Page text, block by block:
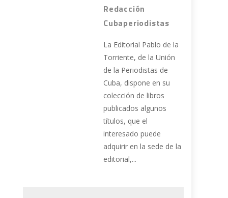
Redacción
Cubaperiodistas
La Editorial Pablo de la
Torriente, de la Unión
de la Periodistas de
Cuba, dispone en su
colección de libros
publicados algunos
títulos, que el
interesado puede
adquirir en la sede de la
editorial,...